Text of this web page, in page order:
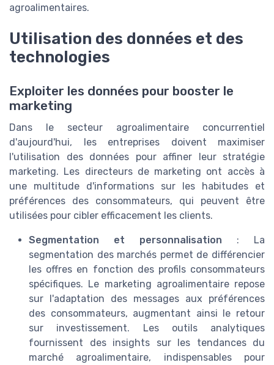
agroalimentaires.
Utilisation des données et des
technologies
Exploiter les données pour booster le
marketing
Dans le secteur agroalimentaire concurrentiel
d'aujourd'hui, les entreprises doivent maximiser
l'utilisation des données pour affiner leur stratégie
marketing. Les directeurs de marketing ont accès à
une multitude d'informations sur les habitudes et
préférences des consommateurs, qui peuvent être
utilisées pour cibler efficacement les clients.
Segmentation et personnalisation : La
segmentation des marchés permet de différencier
les offres en fonction des profils consommateurs
spécifiques. Le marketing agroalimentaire repose
sur l'adaptation des messages aux préférences
des consommateurs, augmentant ainsi le retour
sur investissement. Les outils analytiques
fournissent des insights sur les tendances du
marché agroalimentaire, indispensables pour